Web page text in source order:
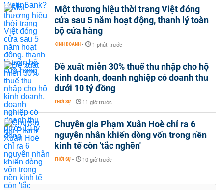
Một thương hiệu thời trang Việt đóng
cửa sau 5 năm hoạt động, thanh lý toàn
bộ cửa hàng
KINH DOANH - 1 phút trước
Đề xuất miễn 30% thuế thu nhập cho hộ
kinh doanh, doanh nghiệp có doanh thu
dưới 10 tỷ đồng
THỜI SỰ - 11 giờ trước
Chuyên gia Phạm Xuân Hoè chỉ ra 6
nguyên nhân khiến dòng vốn trong nền
kinh tế còn 'tắc nghẽn'
THỜI SỰ - 10 giờ trước